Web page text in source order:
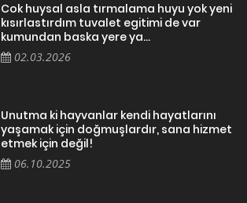
Cok huysal asla tırmalama huyu yok yeni
kısırlastırdım tuvalet egitimi de var
kumundan baska yere ya...
02.03.2026
Unutma ki hayvanlar kendi hayatlarını
yaşamak için doğmuşlardır, sana hizmet
etmek için değil!
06.10.2025